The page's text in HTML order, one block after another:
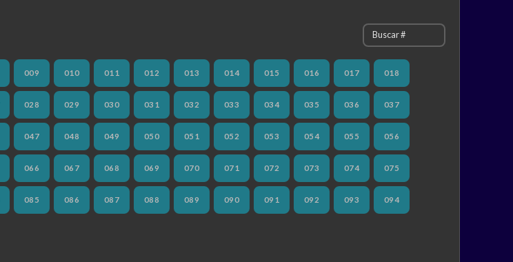
009 010 011 012 013 014 015 016 017 018
028 029 030 031 032 033 034 035 036 037
047 048 049 050 051 052 053 054 055 056
066 067 068 069 070 071 072 073 074 075
085 086 087 088 089 090 091 092 093 094